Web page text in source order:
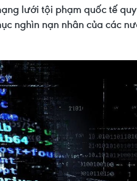
lưới tội phạm quốc tế
nghìn nạn nhân của các